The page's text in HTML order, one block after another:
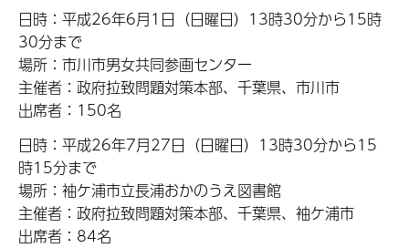
日時：平成26年6月1日（日曜日）13時30分から15時
30分まで
場所：市川市男女共同参画センター
主催者：政府拉致問題対策本部、千葉県、市川市
出席者：150名
日時：平成26年7月27日（日曜日）13時30分から15
時15分まで
場所：袖ケ浦市立長浦おかのうえ図書館
主催者：政府拉致問題対策本部、千葉県、袖ケ浦市
出席者：84名